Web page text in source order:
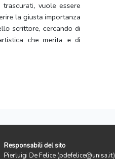
vuole essere
la giusta importanza
scrittore, cercando di
che merita e di
Responsabili del sito
Pierluigi De Felice (pdefelice@unisa.it)